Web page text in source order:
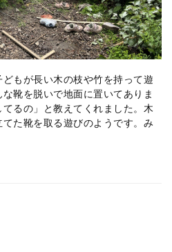
もが長い木の枝や竹を持って遊
靴を脱いで地面に置いてありま
るの」と教えてくれました。木
た靴を取る遊びのようです。み